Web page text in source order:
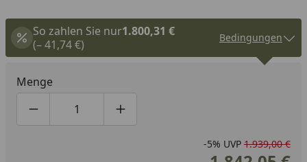
So zahlen Sie nur1.800,31 €
(– 41,74 €)
Bedingungen
Menge
Produktmenge um eins verringern
Produktmenge manuell eingeben
Produktmenge um eins erhöhen
-5% UVP 1.939,00 €